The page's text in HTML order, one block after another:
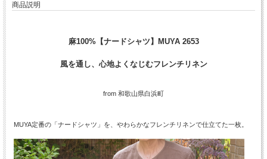
商品説明
麻100%【ナードシャツ】MUYA 2653
風を通し、心地よくなじむフレンチリネン
from 和歌山県白浜町
MUYA定番の「ナードシャツ」を、やわらかなフレンチリネンで仕立てた一枚。